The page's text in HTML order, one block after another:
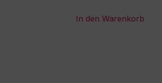
In den Warenkorb